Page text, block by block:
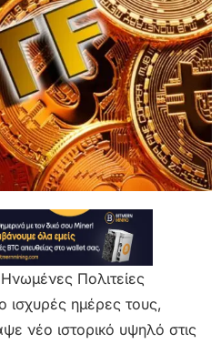
Πολιτείες
ισχυρές ημέρες τους,
νέο ιστορικό υψηλό στις